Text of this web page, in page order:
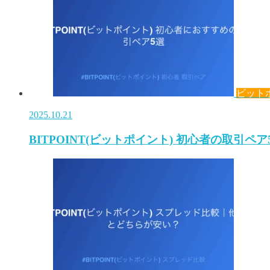
ビット
2025.10.21
BITPOINT(ビットポイント) 初心者の取引ペア